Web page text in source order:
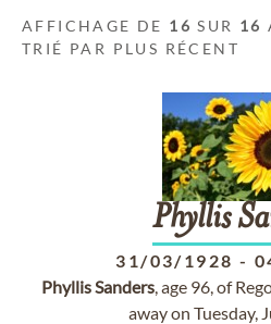
AFFICHAGE DE 16 SUR 16
TRIÉ PAR PLUS RÉCENT
Phyllis
31/03/1928 -
PhyllisSanders, age 96, of
away on Tuesday,